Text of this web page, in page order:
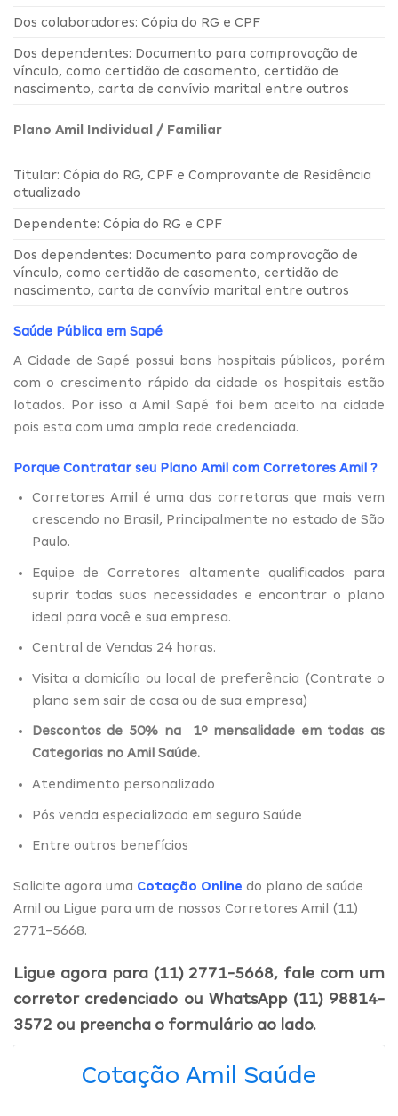
Dos colaboradores: Cópia do RG e CPF
Dos dependentes: Documento para comprovação de
vínculo, como certidão de casamento, certidão de
nascimento, carta de convívio marital entre outros
Plano Amil Individual / Familiar
Titular: Cópia do RG, CPF e Comprovante de Residência
atualizado
Dependente: Cópia do RG e CPF
Dos dependentes: Documento para comprovação de
vínculo, como certidão de casamento, certidão de
nascimento, carta de convívio marital entre outros
Saúde Pública em Sapé
A Cidade de Sapé possui bons hospitais públicos, porém
com o crescimento rápido da cidade os hospitais estão
lotados. Por isso a Amil Sapé foi bem aceito na cidade
pois esta com uma ampla rede credenciada.
Porque Contratar seu Plano Amil com Corretores Amil ?
Corretores Amil é uma das corretoras que mais vem
crescendo no Brasil, Principalmente no estado de São
Paulo.
Equipe de Corretores altamente qualificados para
suprir todas suas necessidades e encontrar o plano
ideal para você e sua empresa.
Central de Vendas 24 horas.
Visita a domicílio ou local de preferência (Contrate o
plano sem sair de casa ou de sua empresa)
Descontos de 50% na 1º mensalidade em todas as
Categorias no Amil Saúde.
Atendimento personalizado
Pós venda especializado em seguro Saúde
Entre outros benefícios
Solicite agora uma Cotação Online do plano de saúde
Amil ou Ligue para um de nossos Corretores Amil (11)
2771-5668.
Ligue agora para (11) 2771-5668, fale com um
corretor credenciado ou WhatsApp (11) 98814-
3572 ou preencha o formulário ao lado.
Cotação Amil Saúde